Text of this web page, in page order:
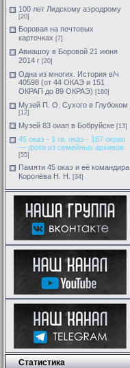
100 лет Лидскому аэродрому
[20]
Боровая на почтовых
карточках [7]
Авиашоу в Боровой 21 июня
2014 г [20]
Одна из многих. История в/ч
40598 (от 44 ОКАЭ и 151
ОКРАП до 89 ОКРАЭ) [160]
Музей П. О. Сухого в Глубоком
[12]
Музей 83 оиап в Бобруйске [13]
45 окаэ - 1 гв. окаэ - 187 окрап
— фото из семейных архивов
[55]
Памяти 45 окаэ и её командира
Королёва Н. Н.
[34]
Статистика